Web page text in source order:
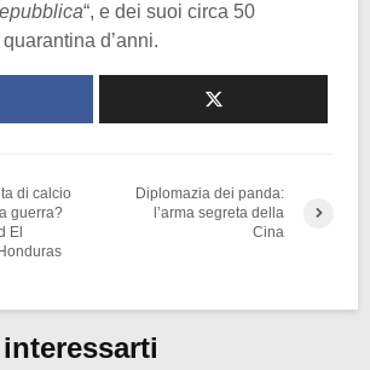
“, e dei suoi circa 50
d’anni.
di calcio
guerra?
El
Diplomazia dei panda:
l’arma segreta della
Cina